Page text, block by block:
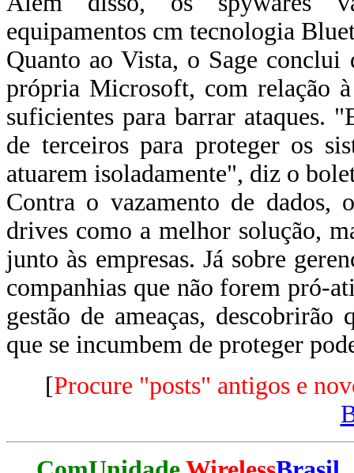
equipamentos cm tecnologia
Quanto ao Vista, o Sage conclui
própria Microsoft, com relação
suficientes para barrar ataques.
de terceiros para proteger os
atuarem isoladamente", diz o
Contra o vazamento de dados,
drives como a melhor solução,
junto às empresas. Já sobre
companhias que não forem pró-
gestão de ameaças,
que se incumbem de proteger
[Procure "posts" antigos e